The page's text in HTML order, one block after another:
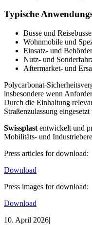
Typische
Busse und Reisebusse
Wohnmobile und
Einsatz- und
Nutz- und
Aftermarket- und
Polycarbonat-
insbesondere wenn
Durch die Einhaltung
Straßenzulassung
Swissplast entwickelt und
Mobilitäts- und
Press articles for download:
Download
Press images for download:
Download
10. April 2026|